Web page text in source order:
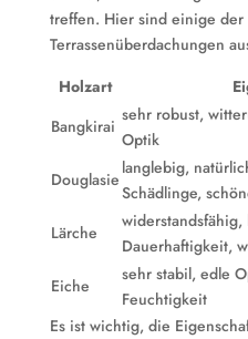
treffen. Hier sind einige
Terrassenüberdachungen
Holzart
Bangkirai
sehr robust,
Optik
Douglasie
langlebig,
Schädlinge,
Lärche
Dauerhaftigkeit,
Eiche
sehr stabil, edle
Feuchtigkeit
Es ist wichtig, die